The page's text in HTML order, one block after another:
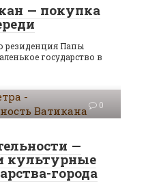
— покупка
резиденция Папы
государство в
0
—
культурные
города